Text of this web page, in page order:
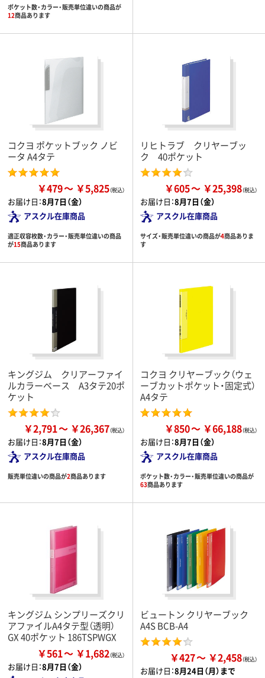
ポケット数・カラー・販売単位違いの商品が
12商品あります
コクヨ ポケットブック ノビ
ータ A4タテ
￥479 ￥5,825
お届け日：8月7日（金）
アスクル在庫商品
適正収容枚数・カラー・販売単位違いの商品
が15商品あります
リヒトラブ クリヤーブッ
ク 40ポケット
￥605 ￥25,398
お届け日：8月7日（金）
アスクル在庫商品
サイズ・販売単位違いの商品が4商品ありま
す
キングジム クリアーファイ
ルカラーベース A3タテ20ポ
ケット
￥2,791 ￥26,367
お届け日：8月7日（金）
アスクル在庫商品
販売単位違いの商品が2商品あります
コクヨ クリヤーブック（ウェ
ーブカットポケット・固定式）
A4タテ
￥850 ￥66,188
お届け日：8月7日（金）
アスクル在庫商品
ポケット数・カラー・販売単位違いの商品が
63商品あります
キングジム シンプリーズクリ
アファイルA4タテ型（透明）
GX 40ポケット 186TSPWGX
￥561 ￥1,682
お届け日：8月7日（金）
ビュートン クリヤーブック
A4S BCB-A4
￥427 ￥2,458
お届け日：8月24日（月）まで